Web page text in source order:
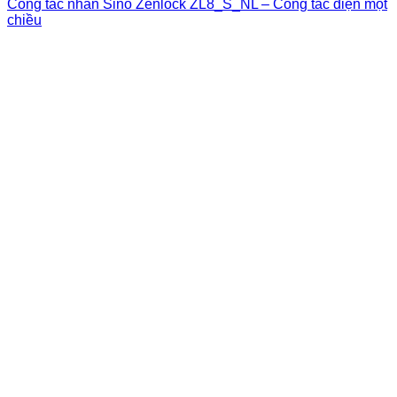
Công tắc nhân Sino Zenlock ZL8_S_NL – Công tắc điện một
chiều